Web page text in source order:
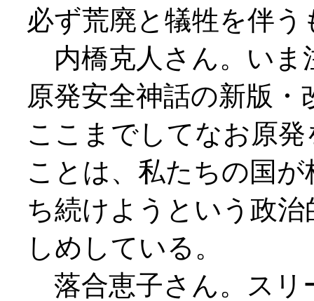
必ず荒廃と犠牲を伴う
内橋克人さん。いま
原発安全神話の新版
ここまでしてなお原
ことは、私たちの国
ち続けようという政
しめしている。
落合恵子さん。スリ